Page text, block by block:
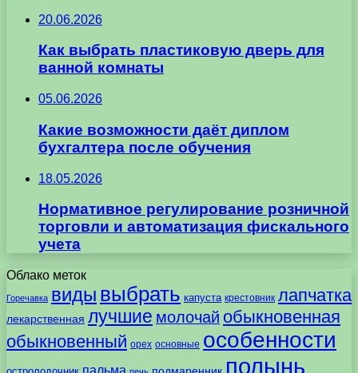
20.06.2026
Как выбрать пластиковую дверь для
ванной комнаты
05.06.2026
Какие возможности даёт диплом
бухгалтера после обучения
18.05.2026
Нормативное регулирование розничной
торговли и автоматизация фискального
учета
Облако меток
Горечавка виды выбрать капуста крестовник лапчатка
лекарственная лучшие молочай обыкновенная
обыкновенный орех основные особенности
пальма полынь